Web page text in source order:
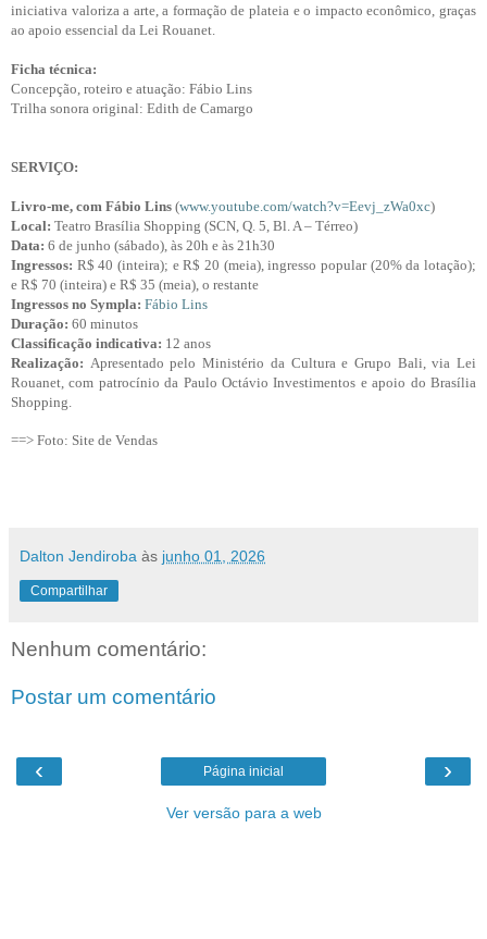
iniciativa valoriza a arte, a formação de plateia e o impacto econômico, graças
ao apoio essencial da Lei Rouanet.
Ficha técnica:
Concepção, roteiro e atuação: Fábio Lins
Trilha sonora original: Edith de Camargo
SERVIÇO:
Livro-me, com Fábio Lins (www.youtube.com/watch?v=Eevj_zWa0xc)
Local: Teatro Brasília Shopping (SCN, Q. 5, Bl. A – Térreo)
Data: 6 de junho (sábado), às 20h e às 21h30
Ingressos: R$ 40 (inteira); e R$ 20 (meia), ingresso popular (20% da lotação);
e R$ 70 (inteira) e R$ 35 (meia), o restante
Ingressos no Sympla: Fábio Lins
Duração: 60 minutos
Classificação indicativa: 12 anos
Realização: Apresentado pelo Ministério da Cultura e Grupo Bali, via Lei
Rouanet, com patrocínio da Paulo Octávio Investimentos e apoio do Brasília
Shopping.
==> Foto: Site de Vendas
Dalton Jendiroba às junho 01, 2026
Compartilhar
Nenhum comentário:
Postar um comentário
‹ ›
Página inicial
Ver versão para a web